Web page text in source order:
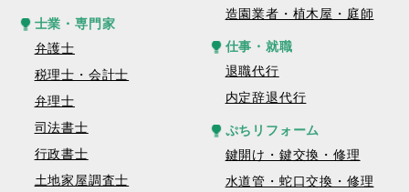
士業・専門家
弁護士
税理士・会計士
弁理士
司法書士
行政書士
土地家屋調査士
造園業者・植木屋・庭師
仕事・就職
退職代行
内定辞退代行
ぷちリフォーム
鍵開け・鍵交換・修理
水道管・蛇口交換・修理